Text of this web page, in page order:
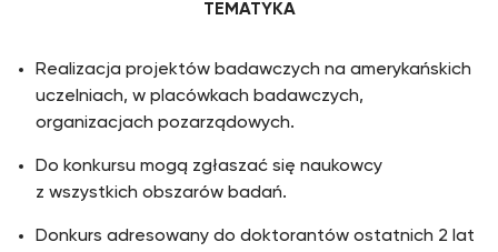
TEMATYKA
Realizacja projektów badawczych na amerykańskich
uczelniach, w placówkach badawczych,
organizacjach pozarządowych.
Do konkursu mogą zgłaszać się naukowcy
z wszystkich obszarów badań.
Donkurs adresowany do doktorantów ostatnich 2 lat